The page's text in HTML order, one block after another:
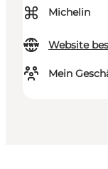
⌘ Michelin
Website
Mein